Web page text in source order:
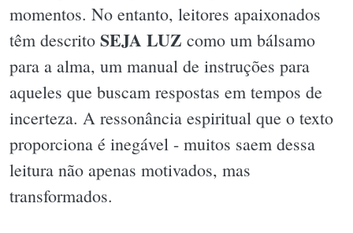
momentos. No entanto, leitores apaixonados
têm descrito SEJA LUZ como um bálsamo
para a alma, um manual de instruções para
aqueles que buscam respostas em tempos de
incerteza. A ressonância espiritual que o texto
proporciona é inegável - muitos saem dessa
leitura não apenas motivados, mas
transformados.